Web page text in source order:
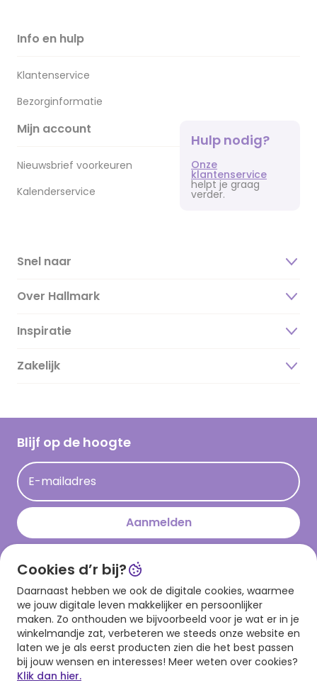
Info en hulp
Klantenservice
Bezorginformatie
Mijn account
Nieuwsbrief voorkeuren
Kalenderservice
Hulp nodig?
Onze
klantenservice
helpt je graag
verder.
Snel naar
Over Hallmark
Over ons
Duurzaamheid
Hallmark Kaartclub
Acties
Persberichten
Hallmark en Kinderpostzegels
Inspiratie
Magazine
Cadeau inspiratie
Kaartinspiratie
Zakelijk
Blijf op de hoogte
E-mailadres
Aanmelden
Download onze app
Cookies d’r bij?
Daarnaast hebben we ook de digitale cookies, waarmee
we jouw digitale leven makkelijker en persoonlijker
maken. Zo onthouden we bijvoorbeeld voor je wat er in je
winkelmandje zat, verbeteren we steeds onze website en
laten we je als eerst producten zien die het best passen
bij jouw wensen en interesses! Meer weten over cookies?
Klik dan hier.